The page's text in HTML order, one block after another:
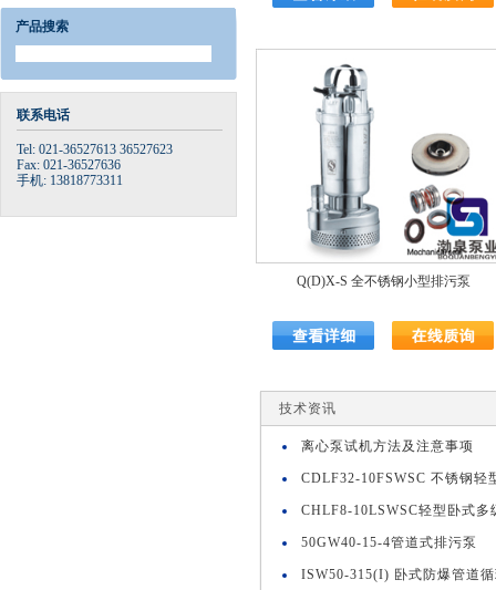
产品搜索
联系电话
Tel: 021-36527613 36527623
Fax: 021-36527636
手机: 13818773311
Q(D)X-S 全不锈钢小型排污泵
技术资讯
离心泵试机方法及注意事项
CDLF32-10FSWSC 不锈钢轻
CHLF8-10LSWSC轻型卧式多
50GW40-15-4管道式排污泵
ISW50-315(I) 卧式防爆管道